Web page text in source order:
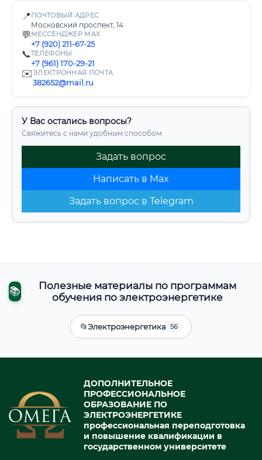
📍 ПОЧТОВЫЙ АДРЕС
Московский проспект, 14
💬 МЕССЕНДЖЕР MAX
+7 (920) 211-67-25
📞ТЕЛЕФОНЫ
+7 (961) 170-29-21
✉️ЭЛЕКТРОННАЯ ПОЧТА
382652@mail.ru
У Вас остались вопросы?
Свяжитесь с нами удобным способом:
Задать вопрос
Написать в Max
Задать вопрос в Telegram
📚
Полезные материалы по программам
обучения по электроэнергетике
📂Электроэнергетика 56
ДОПОЛНИТЕЛЬНОЕ
ПРОФЕССИОНАЛЬНОЕ
ОБРАЗОВАНИЕ ПО
ЭЛЕКТРОЭНЕРГЕТИКЕ
профессиональная переподготовка
и повышение квалификации в
государственном университете